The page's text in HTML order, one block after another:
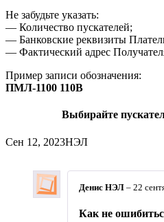
Не забудьте указать:
— Количество пускателей;
— Банковские реквизиты
— Фактический адрес
Пример записи обозначения:
ПМЛ-1100 110В
Выбирайте
Сен 12, 2023НЭЛ
Денис НЭЛ – 22
Как не